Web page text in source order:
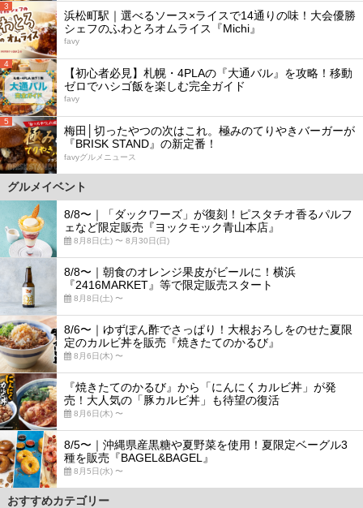
3
浜松町駅｜選べるソース×ライスで14通りの味！大会優勝
シェフのふわとろオムライス『Michi』
favy
4
【初心者必見】札幌・4PLAの『大通バル』を攻略！移動
ゼロでハシゴ飯を楽しむ完全ガイド
favy
5
梅田│切ったやつの次はこれ。極みのてりやきバーガーが
『BRISK STAND』の新定番！
favyグルメニュース
グルメイベント
8/8〜｜「ダックワーズ」が復刻！ピスタチオ香るパルフ
ェなど限定販売『ヨックモック青山本店』
8月8日(土) 〜 8月30日(日)
8/8〜｜朝食のオレンジ果皮がビールに！横浜
『2416MARKET』等で限定販売スタート
8月8日(土) 〜
8/6〜｜ゆずぽん酢でさっぱり！大根おろしをのせた夏限
定のカルビ丼を販売『焼きたてのかるび』
8月6日(木) 〜
『焼きたてのかるび』から「にんにくカルビ丼」が発
売！大人気の「豚カルビ丼」も待望の復活
8月6日(木) 〜
8/5〜｜沖縄県産黒糖や夏野菜を使用！夏限定ベーグル3
種を販売『BAGEL&BAGEL』
8月5日(水) 〜
おすすめカテゴリー